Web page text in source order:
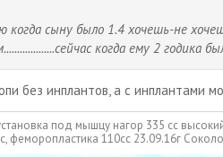
когда сыну было 1.4 хочешь-не
когда ему 2 годика
без инплантов, а с инплантами
под мышцу нагор 335 сс
феморопластика 110сс 23.09.16г